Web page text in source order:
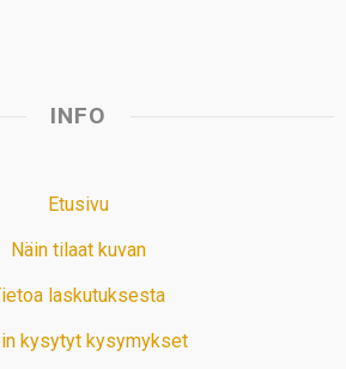
INFO
Etusivu
Näin tilaat kuvan
laskutuksesta
kysytyt kysymykset